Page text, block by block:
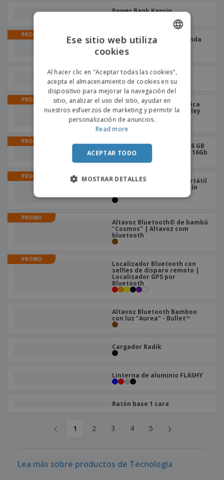
Power Bank Kaprin
PROMO
Funda móvil PEOPLE | Funda
para smartphone
Linterna ABS con llavero
PROMO
Mochila trolley informática
17" AVENIR | Mochila trolley
para portátil
PROMO
Memoria USB básica de 16 GB
"Rotate" | Pen Drive USB 16Gb
PROMO
Maletín delgado para portátil
de 15,6" "Oxford" | Maletín
PROMO
Altavoz Bluetooth® de bambú
"Cosmos" | Altavoz com
bluetooth
PROMO
Localizador Bluetooth con
selfies de disparo remoto |
Localizador GPS por
Bluetooth
Altavoz Bluetooth Bamboo
con luz "Aurea" - Bullet™
Cargador Radik
Linterna de aluminio FLASHY
Ratón base 1 cara
‹ 1 2 3 4 5 ›
Lea más sobre productos de Tecnología
SPANISH
Ese sitio web utiliza
cookies
Al hacer clic en "Aceptar todas las cookies",
acepta el almacenamiento de cookies en su
dispositivo para mejorar la navegación del
sitio, analizar el uso del sitio, ayudar en
nuestros esfuerzos de marketing y permitir la
personalización de anuncios.
Read more
ACEPTAR TODO
MOSTRAR DETALLES